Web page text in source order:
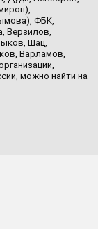
ФБК,
Верзилов,
Шац,
Варламов,
можно найти на